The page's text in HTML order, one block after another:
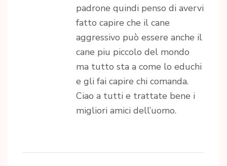
padrone quindi penso di avervi
fatto capire che il cane
aggressivo può essere anche il
cane piu piccolo del mondo
ma tutto sta a come lo educhi
e gli fai capire chi comanda.
Ciao a tutti e trattate bene i
migliori amici dell’uomo.